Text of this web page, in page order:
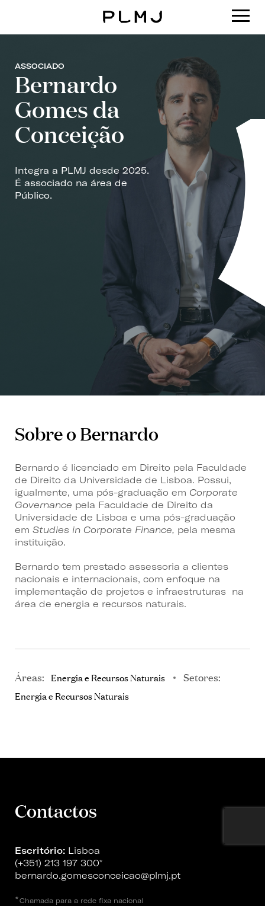
ASSOCIADO
Bernardo
Gomes da
Conceição
Integra a PLMJ desde 2025.
É associado na área de
Público.
Sobre o Bernardo
Bernardo é licenciado em Direito pela Faculdade
de Direito da Universidade de Lisboa. Possui,
igualmente, uma pós-graduação em Corporate
Governance pela Faculdade de Direito da
Universidade de Lisboa e uma pós-graduação
em Studies in Corporate Finance, pela mesma
instituição.
Bernardo tem prestado assessoria a clientes
nacionais e internacionais, com enfoque na
implementação de projetos e infraestruturas na
área de energia e recursos naturais.
Áreas: Energia e Recursos Naturais Setores:
Energia e Recursos Naturais
Contactos
Escritório: Lisboa
(+351) 213 197 300*
bernardo.gomesconceicao@plmj.pt
* Chamada para a rede fixa nacional